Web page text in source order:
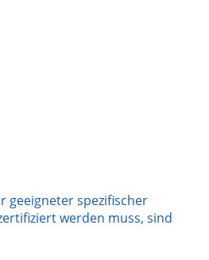
geeigneter spezifischer
werden muss, sind